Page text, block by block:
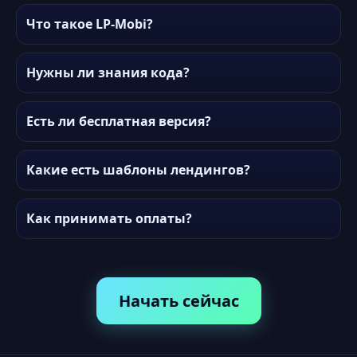
Что такое LP-Mobi?
Нужны ли знания кода?
Есть ли бесплатная версия?
Какие есть шаблоны лендингов?
Как принимать оплаты?
Начать сейчас